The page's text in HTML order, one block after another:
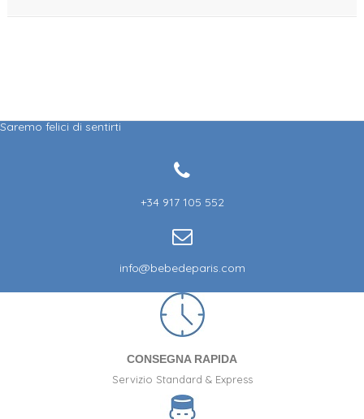
Saremo felici di sentirti
+34 917 105 552
info@bebedeparis.com
CONSEGNA RAPIDA
Servizio Standard & Express